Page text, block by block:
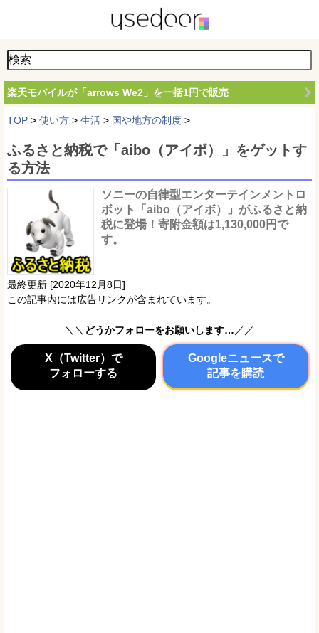
楽天モバイルが「arrows We2」を一括1円で販売
TOP > 使い方 > 生活 > 国や地方の制度 >
ふるさと納税で「aibo（アイボ）」をゲットす
る方法
ソニーの自律型エンターテインメントロ
ボット「aibo（アイボ）」がふるさと納
税に登場！寄附金額は1,130,000円で
す。
最終更新 [2020年12月8日]
この記事内には広告リンクが含まれています。
＼＼ どうかフォローをお願いします… ／／
X（Twitter）で
フォローする
Googleニュースで
記事を購読